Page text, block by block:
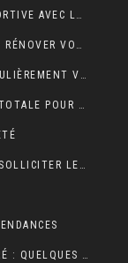
COMMENT METTRE EN AVANT ÉLÉGANCE SPORTIVE AVEC LE POLO RUGBY ALL BLACK ?
LES SIGNES INDIQUANT QU’IL EST TEMPS DE RÉNOVER VOTRE TOITURE
RAMONAGE DE CHEMINÉE : ENTRETENIR RÉGULIÈREMENT VOS CONDUITS DE FUMÉE
FILTROPURE TRIPLE ACTION : LA SOLUTION TOTALE POUR L’EAU
RAMONAGE DE CHEMINÉE : LES RAISONS DE SOLLICITER LES SERVICES D’UN PROFESSIONNEL
VOYAGE EN NORVÈGE AVEC UN BUDGET SERRÉ : QUELQUES PETITS CONSEILS